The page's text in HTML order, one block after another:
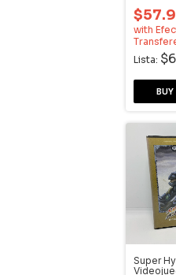
with
Lista:
Super